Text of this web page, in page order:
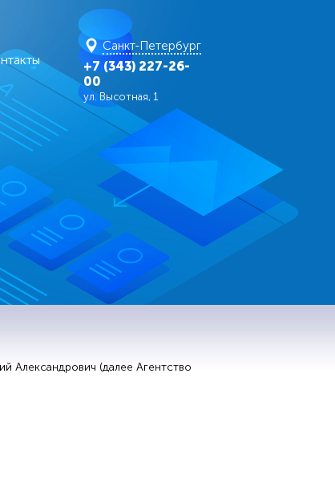
Санкт-Петербург
+7 (343) 227-26-
00
ул. Высотная, 1
Александрович (далее Агентство